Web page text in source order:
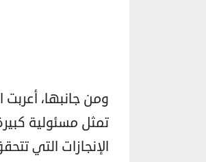
ومن جانبها،
تمثل مسئولية
الإنجازات التي